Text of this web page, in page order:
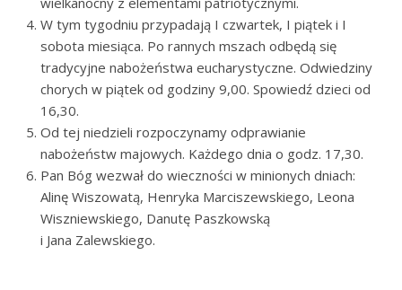
W tym tygodniu przypadają I czwartek, I piątek i I
sobota miesiąca. Po rannych mszach odbędą się
tradycyjne nabożeństwa eucharystyczne. Odwiedziny
chorych w piątek od godziny 9,00. Spowiedź dzieci od
16,30.
Od tej niedzieli rozpoczynamy odprawianie
nabożeństw majowych. Każdego dnia o godz. 17,30.
Pan Bóg wezwał do wieczności w minionych dniach:
Alinę Wiszowatą, Henryka Marciszewskiego, Leona
Wiszniewskiego, Danutę Paszkowską
i Jana Zalewskiego.